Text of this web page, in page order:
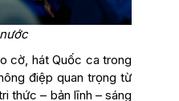
cờ, hát Quốc ca trong
điệp quan trọng từ
thức – bản lĩnh – sáng